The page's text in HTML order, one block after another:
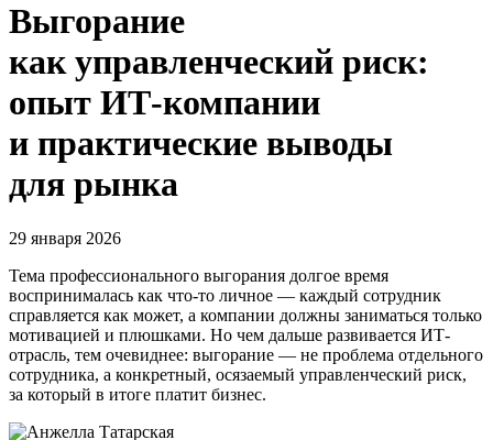
Выгорание
как управленческий риск:
опыт ИТ-компании
и практические выводы
для рынка
29 января 2026
Тема профессионального выгорания долгое время
воспринималась как что-то личное — каждый сотрудник
справляется как может, а компании должны заниматься только
мотивацией и плюшками. Но чем дальше развивается ИТ-
отрасль, тем очевиднее: выгорание — не проблема отдельного
сотрудника, а конкретный, осязаемый управленческий риск,
за который в итоге платит бизнес.